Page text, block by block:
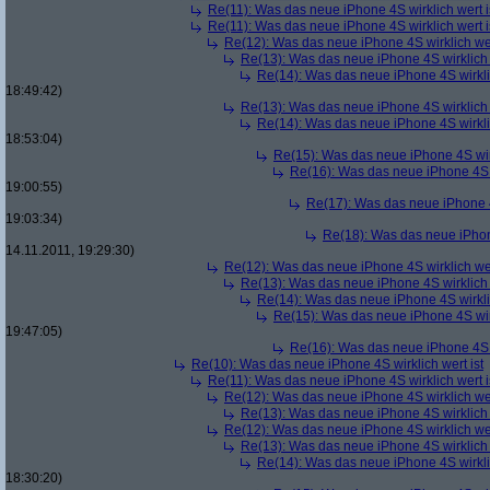
Re(11): Was das neue iPhone 4S wirklich wert
Re(11): Was das neue iPhone 4S wirklich wert
Re(12): Was das neue iPhone 4S wirklich
Re(13): Was das neue iPhone 4S
Re(14): Was das neue iPhone 4S
18:49:42)
Re(13): Was das neue iPhone 4S
Re(14): Was das neue iPhone 4S
18:53:04)
Re(15): Was das neue iPhone 4S
Re(16): Was das neue iPhone
19:00:55)
Re(17): Was das neue
19:03:34)
Re(18): Was das neue
14.11.2011, 19:29:30)
Re(12): Was das neue iPhone 4S wirklich
Re(13): Was das neue iPhone 4S
Re(14): Was das neue iPhone 4S
Re(15): Was das neue iPhone 4S
19:47:05)
Re(16): Was das neue iPhone
Re(10): Was das neue iPhone 4S wirklich wert ist
Re(11): Was das neue iPhone 4S wirklich wert
Re(12): Was das neue iPhone 4S wirklich
Re(13): Was das neue iPhone 4S
Re(12): Was das neue iPhone 4S wirklich
Re(13): Was das neue iPhone 4S
Re(14): Was das neue iPhone 4S
18:30:20)